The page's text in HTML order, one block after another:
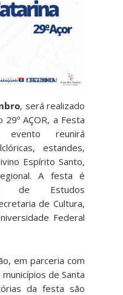
, será realizado
AÇOR, a Festa
reunirá
estandes,
Espírito Santo,
A festa é
de Estudos
de Cultura,
Federal
em parceria com
de Santa
da festa são